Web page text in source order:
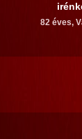
82 éves,